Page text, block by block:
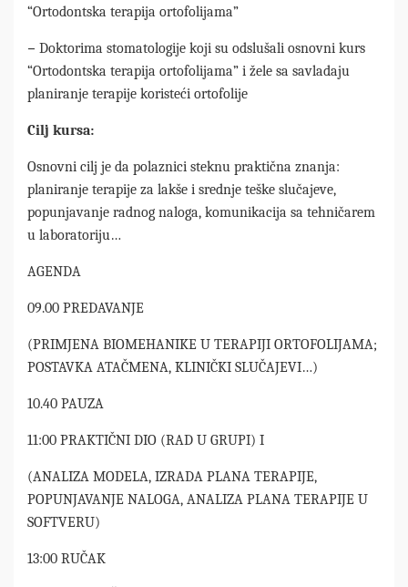
“Ortodontska terapija ortofolijama”
– Doktorima stomatologije koji su odslušali osnovni kurs
“Ortodontska terapija ortofolijama” i žele sa savladaju
planiranje terapije koristeći ortofolije
Cilj kursa:
Osnovni cilj je da polaznici steknu praktična znanja:
planiranje terapije za lakše i srednje teške slučajeve,
popunjavanje radnog naloga, komunikacija sa tehničarem
u laboratoriju…
AGENDA
09.00 PREDAVANJE
(PRIMJENA BIOMEHANIKE U TERAPIJI ORTOFOLIJAMA;
POSTAVKA ATAČMENA, KLINIČKI SLUČAJEVI…)
10.40 PAUZA
11:00 PRAKTIČNI DIO (RAD U GRUPI) I
(ANALIZA MODELA, IZRADA PLANA TERAPIJE,
POPUNJAVANJE NALOGA, ANALIZA PLANA TERAPIJE U
SOFTVERU)
13:00 RUČAK